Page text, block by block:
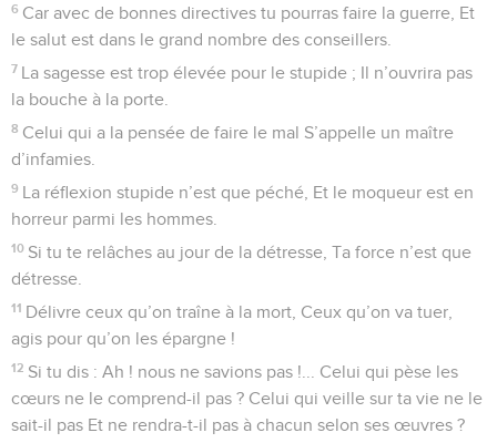
6 Car avec de bonnes directives tu pourras faire la guerre, Et
le salut est dans le grand nombre des conseillers.
7 La sagesse est trop élevée pour le stupide ; Il n’ouvrira pas
la bouche à la porte.
8 Celui qui a la pensée de faire le mal S’appelle un maître
d’infamies.
9 La réflexion stupide n’est que péché, Et le moqueur est en
horreur parmi les hommes.
10 Si tu te relâches au jour de la détresse, Ta force n’est que
détresse.
11 Délivre ceux qu’on traîne à la mort, Ceux qu’on va tuer,
agis pour qu’on les épargne !
12 Si tu dis : Ah ! nous ne savions pas !... Celui qui pèse les
cœurs ne le comprend-il pas ? Celui qui veille sur ta vie ne le
sait-il pas Et ne rendra-t-il pas à chacun selon ses œuvres ?